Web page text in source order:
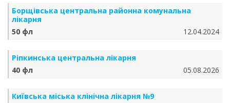
Борщівська центральна районна комунальна
лікарня
50 фл
12.04.2024
Ріпкинська центральна лікарня
40 фл
05.08.2026
Київська міська клінічна лікарня №9